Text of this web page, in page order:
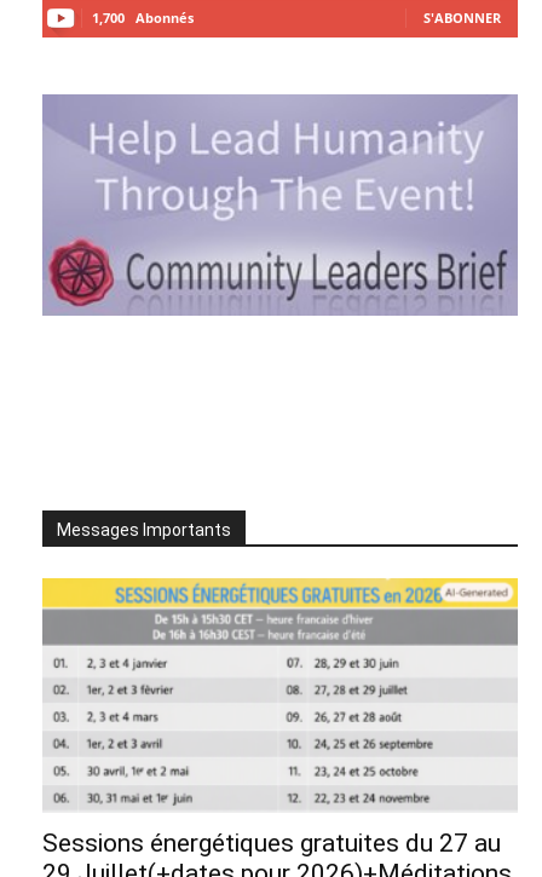
1,700 Abonnés S'ABONNER
Messages Importants
Sessions énergétiques gratuites du 27 au